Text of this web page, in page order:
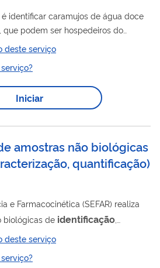
identificar caramujos de água doce
que podem ser hospedeiros do
que causa a esquistossomose
d'água). O Laboratório de
Cruz (LMALAC) estuda
caracóis e lesmas, da Região
sobre como esses
também investiga como...
deste serviço
Iniciar
amostras não biológicas
quantificação)
e Farmacocinética (SEFAR) realiza
biológicas de identificação
por espectrometria de massas
das amostras. Essa etapa tem
deste serviço